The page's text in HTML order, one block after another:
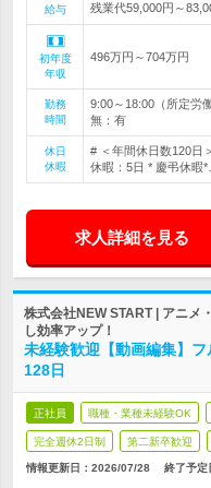
給与
残業代59,000円～
初年度
年収
496万円～704万円
勤務
時間
9:00～18:00（所定労
無：有
休日
休暇
# ＜年間休日数120日
休暇：5日 * 慶弔休暇
求人詳細を見る
株式会社NEW START | アニメ
し効率アップ！
未経験歓迎【動画編集】
128日
正社員 職種・業種未経験OK
完全週休2日制 第二新卒歓迎
情報更新日：2026/07/28 終了予定